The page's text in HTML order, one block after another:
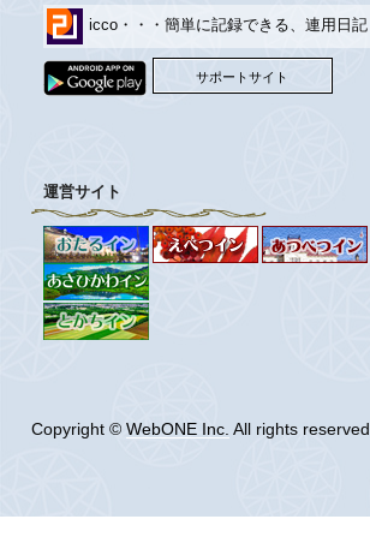
icco・・・簡単に記録できる、連用日記
サポートサイト
運営サイト
Copyright © WebONE Inc. All rights reserved.